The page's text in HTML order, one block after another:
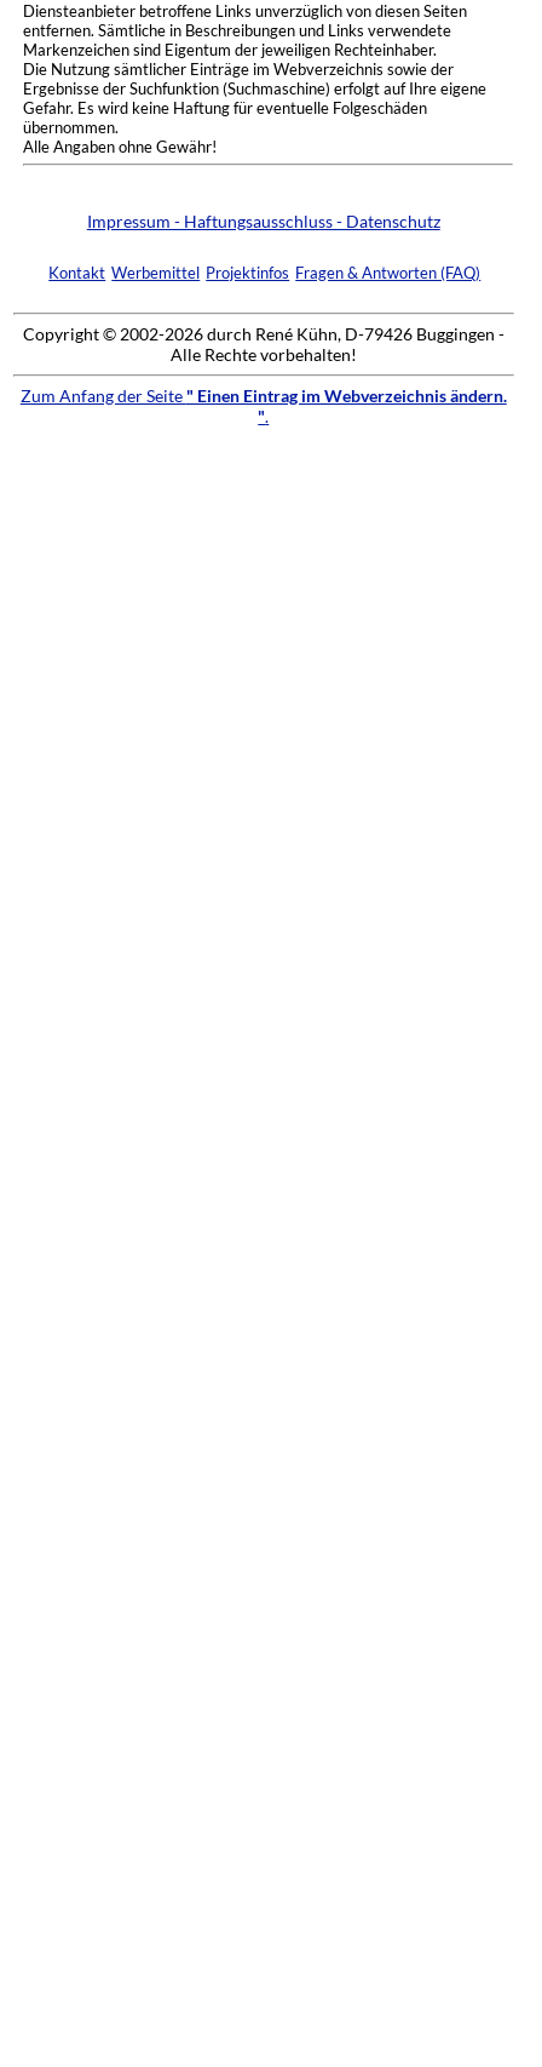
Diensteanbieter betroffene Links unverzüglich von diesen Seiten
entfernen. Sämtliche in Beschreibungen und Links verwendete
Markenzeichen sind Eigentum der jeweiligen Rechteinhaber.
Die Nutzung sämtlicher Einträge im Webverzeichnis sowie der
Ergebnisse der Suchfunktion (Suchmaschine) erfolgt auf Ihre eigene
Gefahr. Es wird keine Haftung für eventuelle Folgeschäden
übernommen.
Alle Angaben ohne Gewähr!
Impressum - Haftungsausschluss - Datenschutz
Kontakt Werbemittel Projektinfos Fragen & Antworten (FAQ)
Copyright © 2002-2026 durch René Kühn, D-79426 Buggingen -
Alle Rechte vorbehalten!
Zum Anfang der Seite " Einen Eintrag im Webverzeichnis ändern.
".